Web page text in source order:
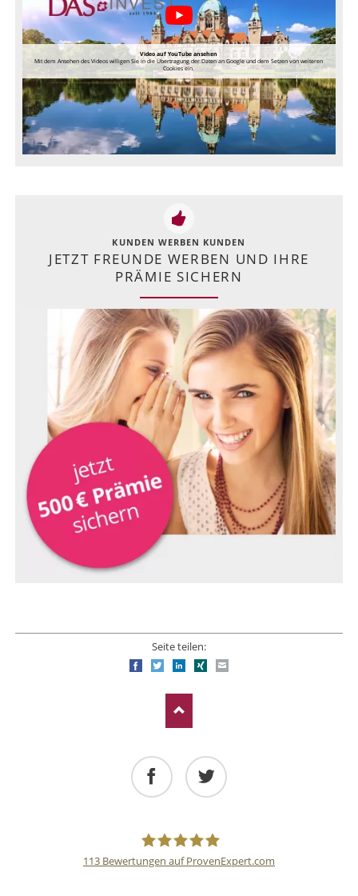
Video auf YouTube ansehen
Mit dem Ansehen des Videos willigen Sie in die Übertragung der Daten an Google und dem Setzen von weiteren
Cookies ein.
KUNDEN WERBEN KUNDEN
JETZT FREUNDE WERBEN UND IHRE
PRÄMIE SICHERN
Seite teilen:
FacebookTwitterLinkedIn
Xing
113 Bewertungen auf ProvenExpert.com